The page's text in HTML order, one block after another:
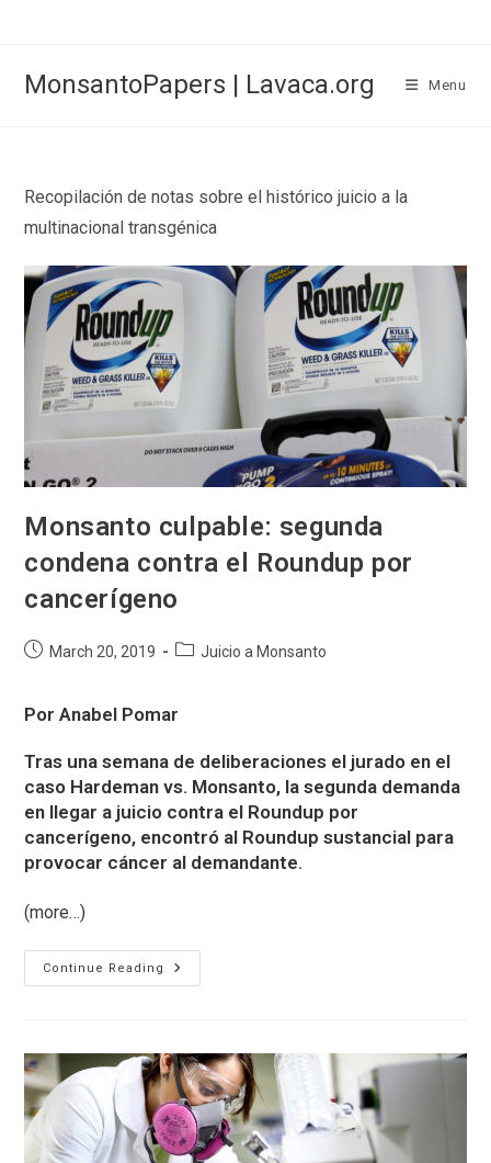
MonsantoPapers | Lavaca.org Menu
Recopilación de notas sobre el histórico juicio a la
multinacional transgénica
Monsanto culpable: segunda
condena contra el Roundup por
cancerígeno
PostMarch 20, 2019
PostJuicio a Monsanto
Por Anabel Pomar
Tras una semana de deliberaciones el jurado en el
caso Hardeman vs. Monsanto, la segunda demanda
en llegar a juicio contra el Roundup por
cancerígeno, encontró al Roundup sustancial para
provocar cáncer al demandante.
(more…)
Continue Reading
Monsanto
Culpable:
Roundup
Por
Cancerígeno